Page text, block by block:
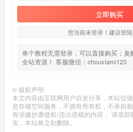
立即购买
您当前未登录！建议登
单个教程无需登录，可以直接购买；
全站资源！ 客服微信：chouxiami123
© 版权声明
本文内容由互联网用户自发分享，本站仅
息存储空间服务，不拥有所有权，不承担
有涉嫌抄袭侵权/违法违规的内容， 请底
实，本站将立刻删除。